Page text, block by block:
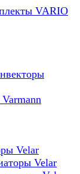
VARIO
Velar
Velar